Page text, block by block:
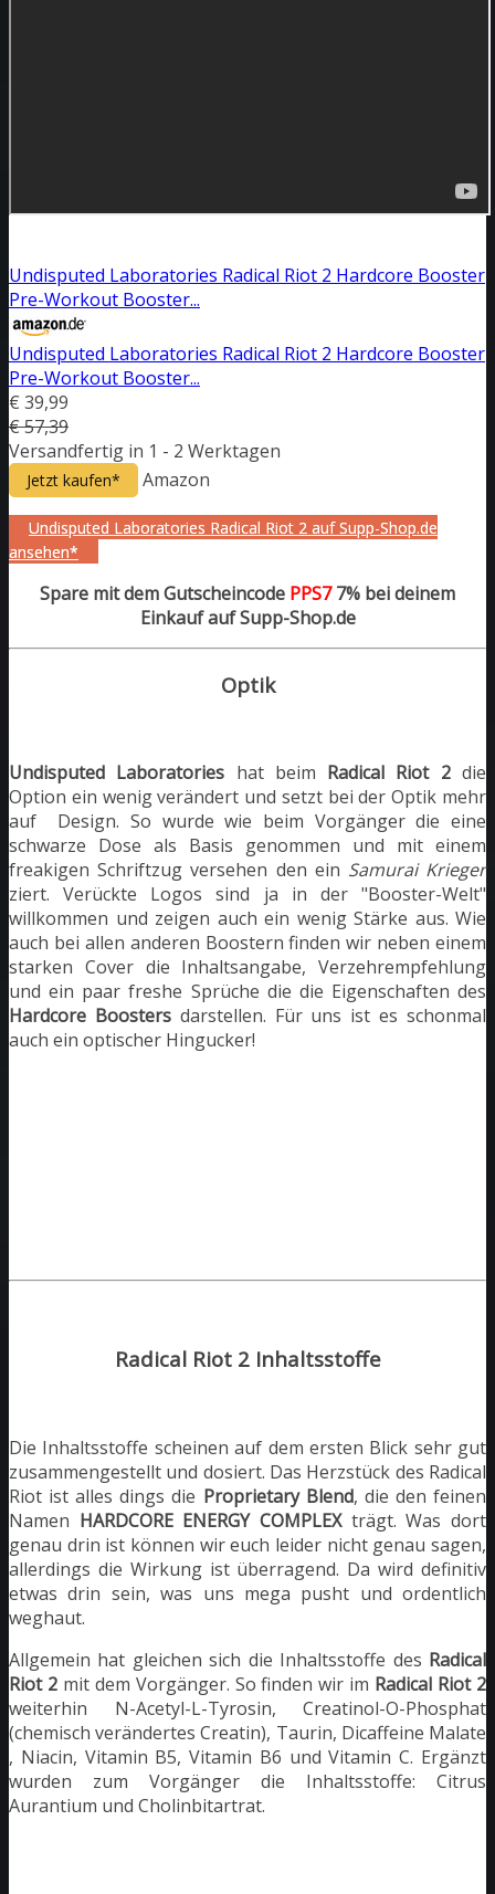
Undisputed Laboratories Radical Riot 2 Hardcore Booster
Pre-Workout Booster...
Undisputed Laboratories Radical Riot 2 Hardcore Booster
Pre-Workout Booster...
€ 39,99
€ 57,39
Versandfertig in 1 - 2 Werktagen
Jetzt kaufen* Amazon
Undisputed Laboratories Radical Riot 2 auf Supp-Shop.de
ansehen*
Spare mit dem Gutscheincode PPS77% bei deinem
Einkauf auf Supp-Shop.de
Optik
Undisputed Laboratories hat beim Radical Riot 2die
Option ein wenig verändert und setzt bei der Optik mehr
auf Design. So wurde wie beim Vorgänger die eine
schwarze Dose als Basis genommen und mit einem
freakigen Schriftzug versehen den ein Samurai Krieger
ziert. Verückte Logos sind ja in der "Booster-Welt"
willkommen und zeigen auch ein wenig Stärke aus. Wie
auch bei allen anderen Boostern finden wir neben einem
starken Cover die Inhaltsangabe, Verzehrempfehlung
und ein paar freshe Sprüche die die Eigenschaften des
Hardcore Boostersdarstellen. Für uns ist es schonmal
auch ein optischer Hingucker!
Radical Riot 2 Inhaltsstoffe
Die Inhaltsstoffe scheinen auf dem ersten Blick sehr gut
zusammengestellt und dosiert. Das Herzstück des Radical
Riot ist alles dings die Proprietary Blend, die den feinen
Namen HARDCORE ENERGY COMPLEXträgt. Was dort
genau drin ist können wir euch leider nicht genau sagen,
allerdings die Wirkung ist überragend. Da wird definitiv
etwas drin sein, was uns mega pusht und ordentlich
weghaut.
Allgemein hat gleichen sich die Inhaltsstoffe des Radical
Riot 2mit dem Vorgänger. So finden wir im Radical Riot 2
weiterhin N-Acetyl-L-Tyrosin, Creatinol-O-Phosphat
(chemisch verändertes Creatin), Taurin, Dicaffeine Malate
, Niacin, Vitamin B5, Vitamin B6 und Vitamin C. Ergänzt
wurden zum Vorgänger die Inhaltsstoffe: Citrus
Aurantium und Cholinbitartrat.